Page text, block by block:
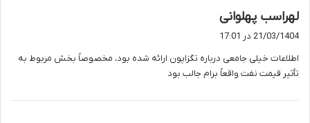
لهراسب پهلوانی
:
21/03/1404 در 17:01
اطلاعات خیلی جامعی درباره تگزاپون ارائه شده بود، مخصوصاً بخش مربوط به
تأثیر قیمت نفت واقعاً برام جالب بود